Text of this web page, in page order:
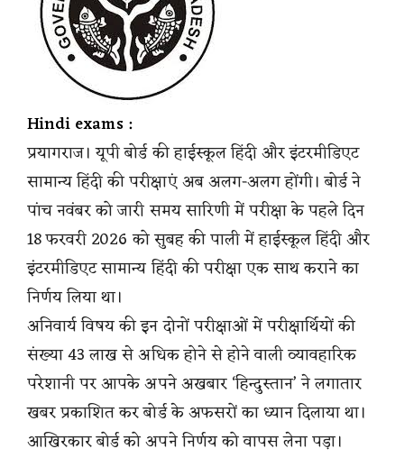
Hindi exams :
प्रयागराज। यूपी बोर्ड की हाईस्कूल हिंदी और इंटरमीडिएट
सामान्य हिंदी की परीक्षाएं अब अलग-अलग होंगी। बोर्ड ने
पांच नवंबर को जारी समय सारिणी में परीक्षा के पहले दिन
18 फरवरी 2026 को सुबह की पाली में हाईस्कूल हिंदी और
इंटरमीडिएट सामान्य हिंदी की परीक्षा एक साथ कराने का
निर्णय लिया था।
अनिवार्य विषय की इन दोनों परीक्षाओं में परीक्षार्थियों की
संख्या 43 लाख से अधिक होने से होने वाली व्यावहारिक
परेशानी पर आपके अपने अखबार ‘हिन्दुस्तान’ ने लगातार
खबर प्रकाशित कर बोर्ड के अफसरों का ध्यान दिलाया था।
आखिरकार बोर्ड को अपने निर्णय को वापस लेना पड़ा।